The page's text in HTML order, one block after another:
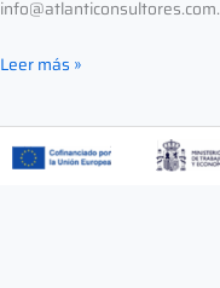
info@atlanticonsultores.com.
Leer más »